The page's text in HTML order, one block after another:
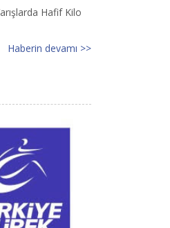
Hafif Kilo
Haberin devamı >>